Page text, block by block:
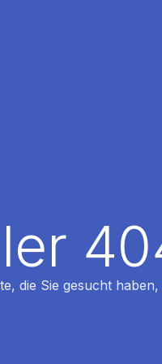
die Sie gesucht